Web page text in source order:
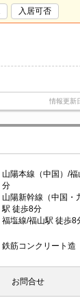
入居可否
情報更新
山陽本線（中国）/
分
山陽新幹線（中国・
駅 徒歩8分
福塩線/福山駅 徒歩8
鉄筋コンクリート造
お問合せ